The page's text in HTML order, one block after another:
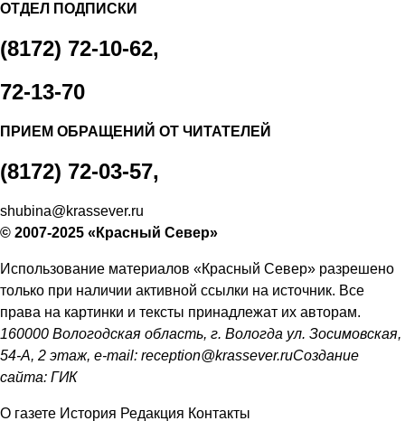
ОТДЕЛ ПОДПИСКИ
(8172) 72-10-62,
72-13-70
ПРИЕМ ОБРАЩЕНИЙ ОТ ЧИТАТЕЛЕЙ
(8172) 72-03-57,
shubina@krassever.ru
© 2007-2025 «Красный Север»
Использование материалов «Красный Север» разрешено
только при наличии активной ссылки на источник. Все
права на картинки и тексты принадлежат их авторам.
160000 Вологодская область, г. Вологда ул. Зосимовская,
54-А, 2 этаж, e-mail: reception@krassever.ruСоздание
сайта: ГИК
О газете История Редакция Контакты